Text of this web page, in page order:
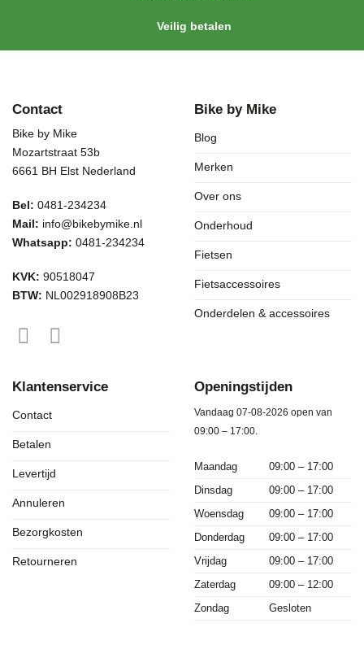
Veilig betalen
Contact
Bike by Mike
Mozartstraat 53b
6661 BH Elst Nederland
Bel: 0481-234234
Mail: info@bikebymike.nl
Whatsapp: 0481-234234
KVK: 90518047
BTW: NL002918908B23
Bike by Mike
Blog
Merken
Over ons
Onderhoud
Fietsen
Fietsaccessoires
Onderdelen & accessoires
Klantenservice
Contact
Betalen
Levertijd
Annuleren
Bezorgkosten
Retourneren
Openingstijden
Vandaag 07-08-2026 open van
09:00 – 17:00.
Maandag
09:00 – 17:00
Dinsdag
09:00 – 17:00
Woensdag
09:00 – 17:00
Donderdag
09:00 – 17:00
Vrijdag
09:00 – 17:00
Zaterdag
09:00 – 12:00
Zondag
Gesloten